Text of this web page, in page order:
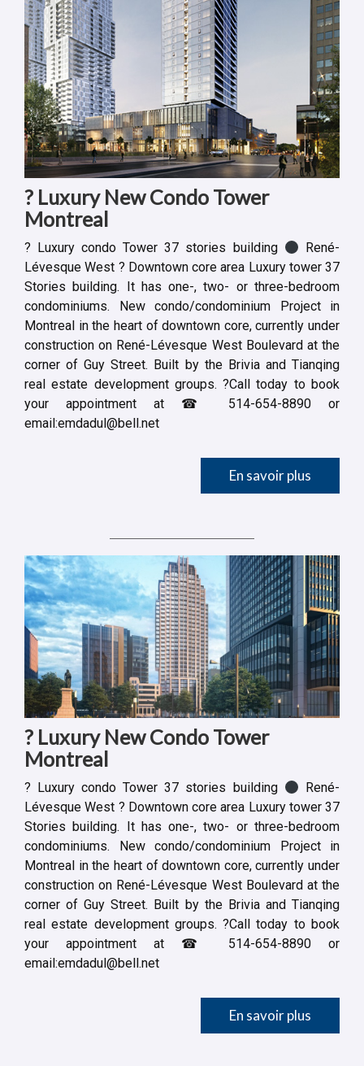
? Luxury New Condo Tower
Montreal
? Luxury condo Tower 37 stories building
René-
Lévesque West ? Downtown core area Luxury tower 37
Stories building. It has one-, two- or three-bedroom
condominiums. New condo/condominium Project in
Montreal in the heart of downtown core, currently under
construction on René-Lévesque West Boulevard at the
corner of Guy Street. Built by the Brivia and Tianqing
real estate development groups. ?Call today to book
your appointment at ☎ 514-654-8890 or
email:emdadul@bell.net
En savoir plus
? Luxury New Condo Tower
Montreal
? Luxury condo Tower 37 stories building
René-
Lévesque West ? Downtown core area Luxury tower 37
Stories building. It has one-, two- or three-bedroom
condominiums. New condo/condominium Project in
Montreal in the heart of downtown core, currently under
construction on René-Lévesque West Boulevard at the
corner of Guy Street. Built by the Brivia and Tianqing
real estate development groups. ?Call today to book
your appointment at ☎ 514-654-8890 or
email:emdadul@bell.net
En savoir plus